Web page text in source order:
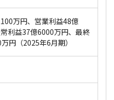
万円、営業利益48億
利益37億6000万円、最終
円（2025年6月期）